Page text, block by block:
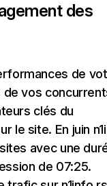
des
de
vos
clés du
le site. En juin
avec une
de 07:25.